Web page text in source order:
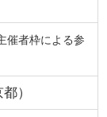
催者枠による参
都）